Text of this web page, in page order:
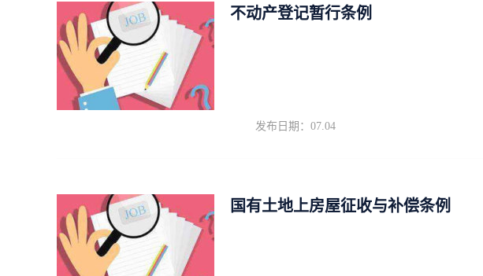
不动产登记暂行条例
发布日期：07.04
国有土地上房屋征收与补偿条例